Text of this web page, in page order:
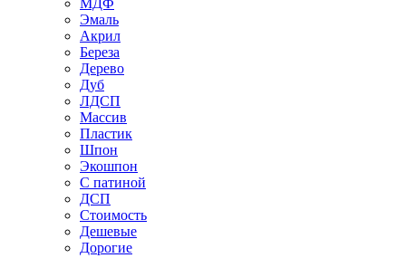
МДФ
Эмаль
Акрил
Береза
Дерево
Дуб
ЛДСП
Массив
Пластик
Шпон
Экошпон
С патиной
ДСП
Стоимость
Дешевые
Дорогие